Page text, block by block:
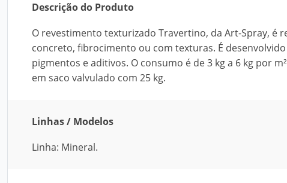
Descrição do Produto
O revestimento texturizado Travertino, da Art-Spray, é
concreto, fibrocimento ou com texturas. É
pigmentos e aditivos. O consumo é de 3 kg a 6 kg por
em saco valvulado com 25 kg.
Linhas / Modelos
Linha: Mineral.